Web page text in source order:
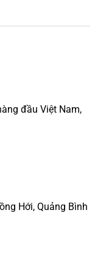
đầu Việt Nam,
Hới, Quảng Bình